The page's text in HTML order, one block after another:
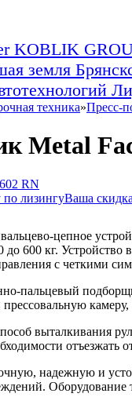
KOBLIK
земля
техника»Пресс-
Metal
по лизингуВаша скидка
цепное
до 600 кг.
с четкими
пальцевый
выталкивания
отъезжать
надежную и